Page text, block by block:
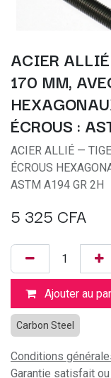
ACIER
170 MM,
ÉCROUS :
ACIER ALLIÉ —
ÉCROUS
ASTM A194 GR 2H
5 325 CFA
Ajouter au
Carbon Steel
Conditions
Garantie satisfait